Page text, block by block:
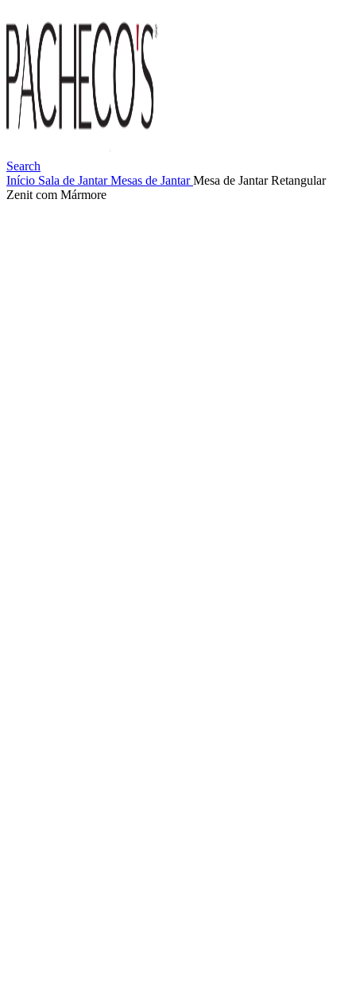
Search
Início Sala de JantarMesas de JantarMesa de Jantar Retangular
Zenit com Mármore